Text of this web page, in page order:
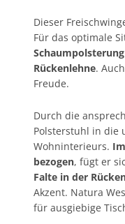
Dieser
Für das optimale
Rückenlehne.
Freude.
Durch die
Polsterstuhl in die
Wohninterieurs.
bezogen, fügt er
Falte in der
Akzent. Natura
für ausgiebige